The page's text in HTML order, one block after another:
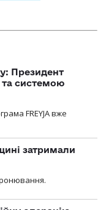
Президент
та системою
FREYJA вже
затримали